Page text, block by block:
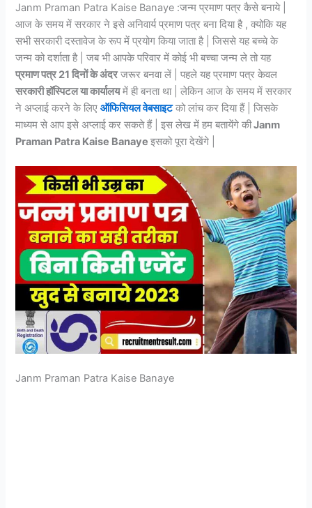
Janm Praman Patra Kaise Banaye :जन्म प्रमाण पत्र कैसे बनाये |
आज के समय में सरकार ने इसे अनिवार्य प्रमाण पत्र बना दिया है , क्योकि यह
सभी सरकारी दस्तावेज के रूप में प्रयोग किया जाता है | जिससे यह बच्चे के
जन्म को दर्शाता है | जब भी आपके परिवार में कोई भी बच्चा जन्म ले तो यह
प्रमाण पत्र 21 दिनों के अंदरजरूर बनवा लें | पहले यह प्रमाण पत्र केवल
सरकारी हॉस्पिटल या कार्यालयमें ही बनता था | लेकिन आज के समय में सरकार
ने अप्लाई करने के लिएऑफिसियल वेबसाइटको लांच कर दिया हैं | जिसके
माध्यम से आप इसे अप्लाई कर सकते हैं | इस लेख में हम बतायेंगे कीJanm
Praman Patra Kaise Banayeइसको पूरा देखेंगे |
Janm Praman Patra Kaise Banaye